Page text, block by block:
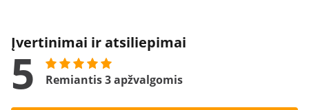
Įvertinimai ir atsiliepimai
5 Remiantis 3 apžvalgomis